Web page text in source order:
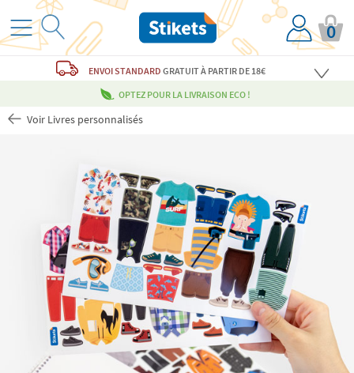
0
ENVOI STANDARDGRATUITÀ PARTIR DE 18€
OPTEZ POUR LA LIVRAISON ECO !
Voir Livres personnalisés